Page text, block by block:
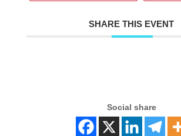
SHARE THIS EVENT
Social share